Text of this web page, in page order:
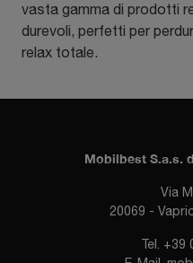
vasta gamma di prodotti
durevoli, perfetti per
relax totale.
Mobilbest S.a.s.
Via
20069 -
Tel. +39